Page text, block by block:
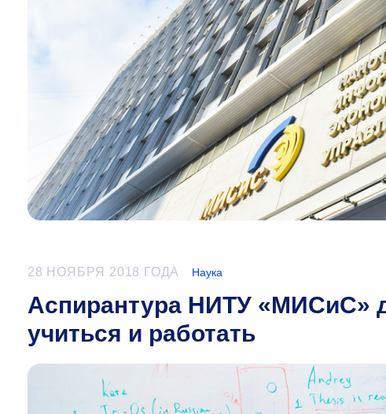
28 НОЯБРЯ 2018 ГОДА Наука
Аспирантура НИТУ «МИСиС»
учиться и работать